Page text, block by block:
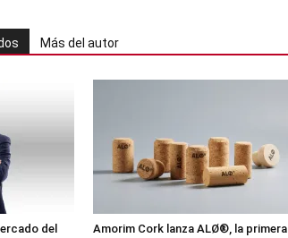
Más del autor
del
Amorim Cork lanza ALØ®, la primera